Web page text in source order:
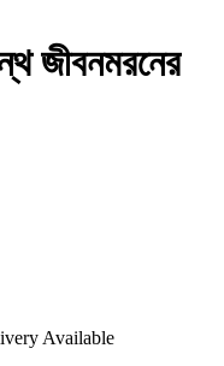
জীবনমরনের
Available